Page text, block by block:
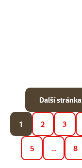
1 2 3
5 … 8
Další stránka